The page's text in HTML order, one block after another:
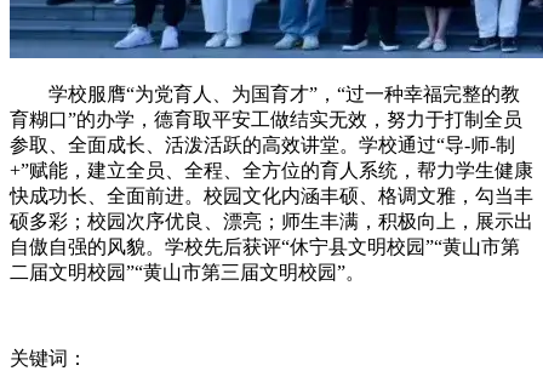
学校服膺“为党育人、为国育才”，“过一种幸福完整的教
育糊口”的办学，德育取平安工做结实无效，努力于打制全员
参取、全面成长、活泼活跃的高效讲堂。学校通过“导-师-制
+”赋能，建立全员、全程、全方位的育人系统，帮力学生健康
快成功长、全面前进。校园文化内涵丰硕、格调文雅，勾当丰
硕多彩；校园次序优良、漂亮；师生丰满，积极向上，展示出
自傲自强的风貌。学校先后获评“休宁县文明校园”“黄山市第
二届文明校园”“黄山市第三届文明校园”。
关键词：